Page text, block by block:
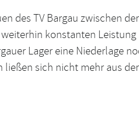
des TV Bargau zwischen
konstanten
Lager eine Niederlage
sich nicht mehr aus